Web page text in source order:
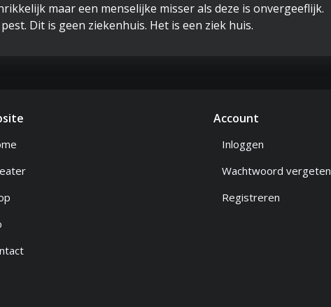
maar een menselijke misser als deze is onvergeeflijk.
Dit is geen ziekenhuis. Het is een ziek huis.
Account
Inloggen
Wachtwoord vergeten
Registreren